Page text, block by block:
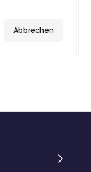
Abbrechen